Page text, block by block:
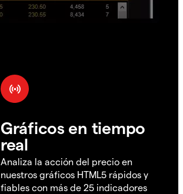
Gráficos en tiempo
real
Analiza la acción del precio en
nuestros gráficos HTML5 rápidos y
fiables con más de 25 indicadores